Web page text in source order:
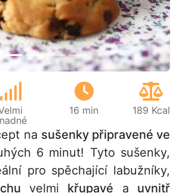
16 min 189 Kcal
na sušenky připravené ve
6 minut! Tyto sušenky,
pro spěchající labužníky,
velmi křupavé a uvnitř